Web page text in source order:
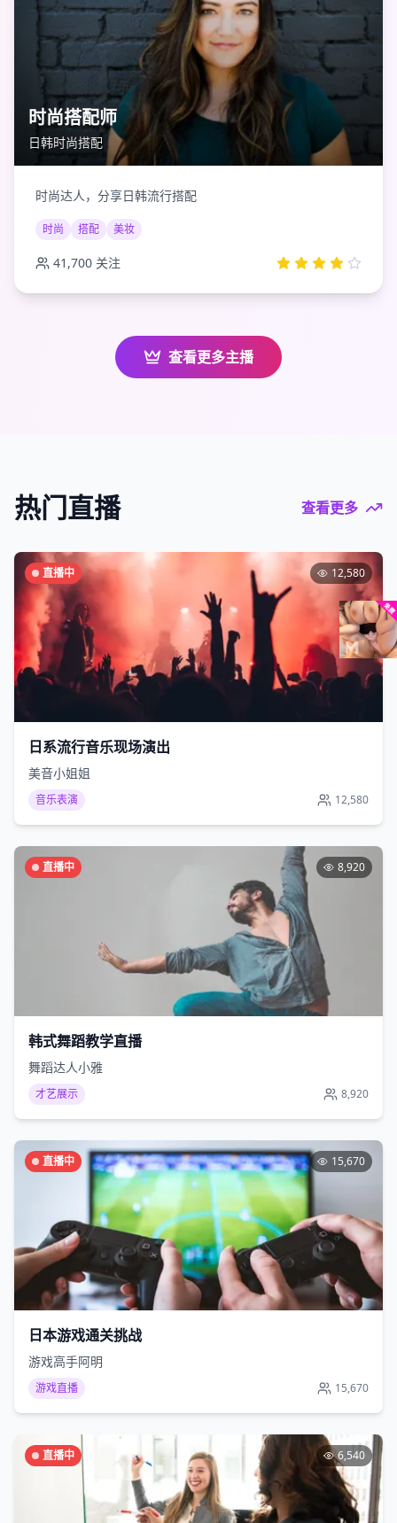
时尚搭配师
日韩时尚搭配
时尚达人，分享日韩流行搭配
时尚 搭配 美妆
41,700 关注
查看更多主播
热门直播 查看更多
直播中 12,580
日系流行音乐现场演出
美音小姐姐
音乐表演 12,580
直播中 8,920
韩式舞蹈教学直播
舞蹈达人小雅
才艺展示 8,920
直播中 15,670
日本游戏通关挑战
游戏高手阿明
游戏直播 15,670
直播中 6,540